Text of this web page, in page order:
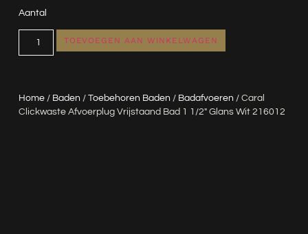
Home/ Baden / Toebehoren Baden / Badafvoeren / Caral
Clickwaste Afvoerplug Vrijstaand Bad 1 1/2″ Glans Wit 216012
Aantal
TOEVOEGEN AAN WINKELWAGEN